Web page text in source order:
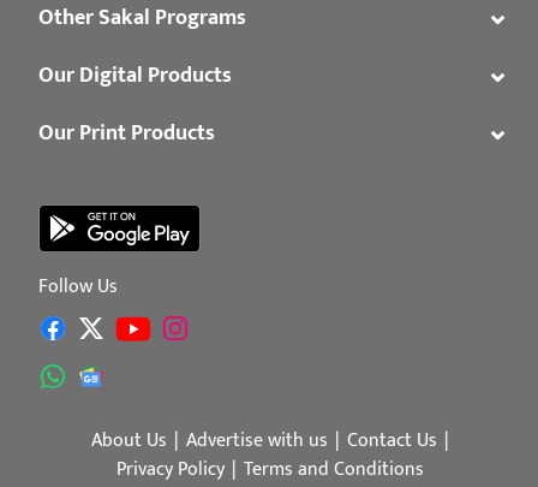
Follow Us
Other Sakal Programs ⌄
Our Digital Products ⌄
Our Print Products ⌄
About Us Advertise with us
Contact Us
Privacy Policy Terms and Conditions